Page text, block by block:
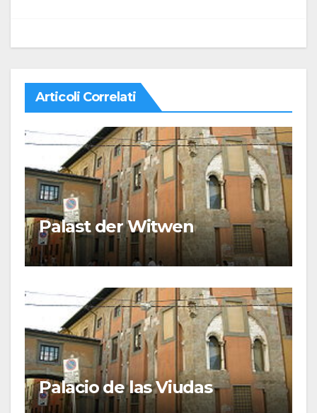
Articoli Correlati
Palast der Witwen
Palacio de las Viudas